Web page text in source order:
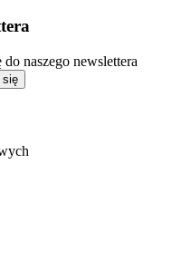
naszego newslettera
się